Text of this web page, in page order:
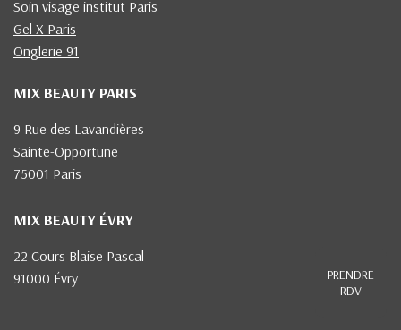
Soin visage institut Paris
Gel X Paris
Onglerie 91
MIX BEAUTY PARIS
9 Rue des Lavandières
Sainte-Opportune
75001 Paris
MIX BEAUTY ÉVRY
22 Cours Blaise Pascal
91000 Évry
PRENDRE
RDV